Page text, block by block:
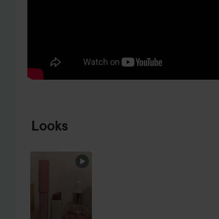
Looks
HOPPA ÖVER SEKTIONEN